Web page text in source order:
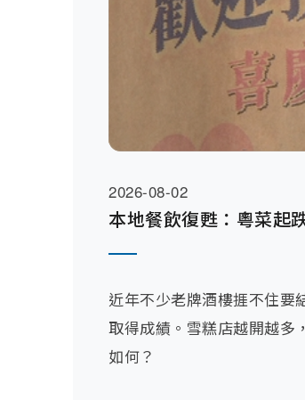
2026-08-02
本地餐飲復甦：粵菜起
近年不少老牌酒樓捱不住要
取得成績。雪糕店越開越多
如何？